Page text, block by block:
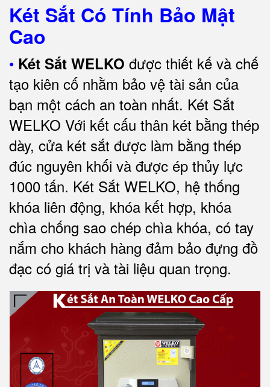
Két Sắt Có Tính Bảo Mật
Cao
• Két Sắt WELKO được thiết kế và chế
tạo kiên cố nhằm bảo vệ tài sản của
bạn một cách an toàn nhất. Két Sắt
WELKO Với kết cấu thân két bằng thép
dày, cửa két sắt được làm bằng thép
đúc nguyên khối và được ép thủy lực
1000 tấn. Két Sắt WELKO, hệ thống
khóa liên động, khóa kết hợp, khóa
chìa chống sao chép chìa khóa, có tay
nắm cho khách hàng đảm bảo đựng đồ
đạc có giá trị và tài liệu quan trọng.